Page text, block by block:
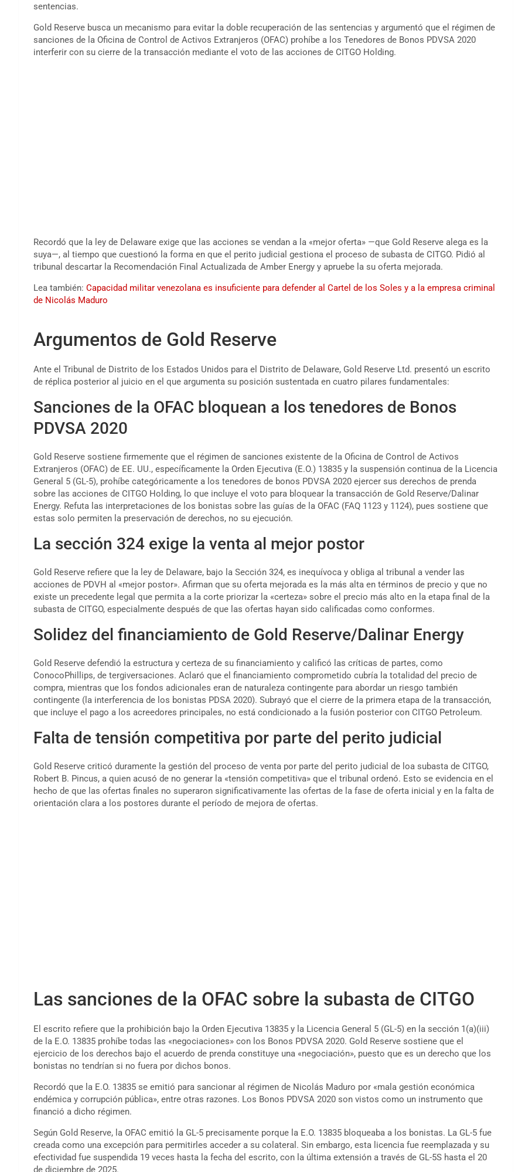
sentencias.
Gold Reserve busca un mecanismo para evitar la doble recuperación de las sentencias y argumentó que el régimen de
sanciones de la Oficina de Control de Activos Extranjeros (OFAC) prohíbe a los Tenedores de Bonos PDVSA 2020
interferir con su cierre de la transacción mediante el voto de las acciones de CITGO Holding.
Recordó que la ley de Delaware exige que las acciones se vendan a la «mejor oferta» —que Gold Reserve alega es la
suya—, al tiempo que cuestionó la forma en que el perito judicial gestiona el proceso de subasta de CITGO. Pidió al
tribunal descartar la Recomendación Final Actualizada de Amber Energy y apruebe la su oferta mejorada.
Lea también: Capacidad militar venezolana es insuficiente para defender al Cartel de los Soles y a la empresa criminal
de Nicolás Maduro
Argumentos de Gold Reserve
Ante el Tribunal de Distrito de los Estados Unidos para el Distrito de Delaware, Gold Reserve Ltd. presentó un escrito
de réplica posterior al juicio en el que argumenta su posición sustentada en cuatro pilares fundamentales:
Sanciones de la OFAC bloquean a los tenedores de Bonos
PDVSA 2020
Gold Reserve sostiene firmemente que el régimen de sanciones existente de la Oficina de Control de Activos
Extranjeros (OFAC) de EE. UU., específicamente la Orden Ejecutiva (E.O.) 13835 y la suspensión continua de la Licencia
General 5 (GL-5), prohíbe categóricamente a los tenedores de bonos PDVSA 2020 ejercer sus derechos de prenda
sobre las acciones de CITGO Holding, lo que incluye el voto para bloquear la transacción de Gold Reserve/Dalinar
Energy. Refuta las interpretaciones de los bonistas sobre las guías de la OFAC (FAQ 1123 y 1124), pues sostiene que
estas solo permiten la preservación de derechos, no su ejecución.
La sección 324 exige la venta al mejor postor
Gold Reserve refiere que la ley de Delaware, bajo la Sección 324, es inequívoca y obliga al tribunal a vender las
acciones de PDVH al «mejor postor». Afirman que su oferta mejorada es la más alta en términos de precio y que no
existe un precedente legal que permita a la corte priorizar la «certeza» sobre el precio más alto en la etapa final de la
subasta de CITGO, especialmente después de que las ofertas hayan sido calificadas como conformes.
Solidez del financiamiento de Gold Reserve/Dalinar Energy
Gold Reserve defendió la estructura y certeza de su financiamiento y calificó las críticas de partes, como
ConocoPhillips, de tergiversaciones. Aclaró que el financiamiento comprometido cubría la totalidad del precio de
compra, mientras que los fondos adicionales eran de naturaleza contingente para abordar un riesgo también
contingente (la interferencia de los bonistas PDSA 2020). Subrayó que el cierre de la primera etapa de la transacción,
que incluye el pago a los acreedores principales, no está condicionado a la fusión posterior con CITGO Petroleum.
Falta de tensión competitiva por parte del perito judicial
Gold Reserve criticó duramente la gestión del proceso de venta por parte del perito judicial de loa subasta de CITGO,
Robert B. Pincus, a quien acusó de no generar la «tensión competitiva» que el tribunal ordenó. Esto se evidencia en el
hecho de que las ofertas finales no superaron significativamente las ofertas de la fase de oferta inicial y en la falta de
orientación clara a los postores durante el período de mejora de ofertas.
Las sanciones de la OFAC sobre la subasta de CITGO
El escrito refiere que la prohibición bajo la Orden Ejecutiva 13835 y la Licencia General 5 (GL-5) en la sección 1(a)(iii)
de la E.O. 13835 prohíbe todas las «negociaciones» con los Bonos PDVSA 2020. Gold Reserve sostiene que el
ejercicio de los derechos bajo el acuerdo de prenda constituye una «negociación», puesto que es un derecho que los
bonistas no tendrían si no fuera por dichos bonos.
Recordó que la E.O. 13835 se emitió para sancionar al régimen de Nicolás Maduro por «mala gestión económica
endémica y corrupción pública», entre otras razones. Los Bonos PDVSA 2020 son vistos como un instrumento que
financió a dicho régimen.
Según Gold Reserve, la OFAC emitió la GL-5 precisamente porque la E.O. 13835 bloqueaba a los bonistas. La GL-5 fue
creada como una excepción para permitirles acceder a su colateral. Sin embargo, esta licencia fue reemplazada y su
efectividad fue suspendida 19 veces hasta la fecha del escrito, con la última extensión a través de GL-5S hasta el 20
de diciembre de 2025.